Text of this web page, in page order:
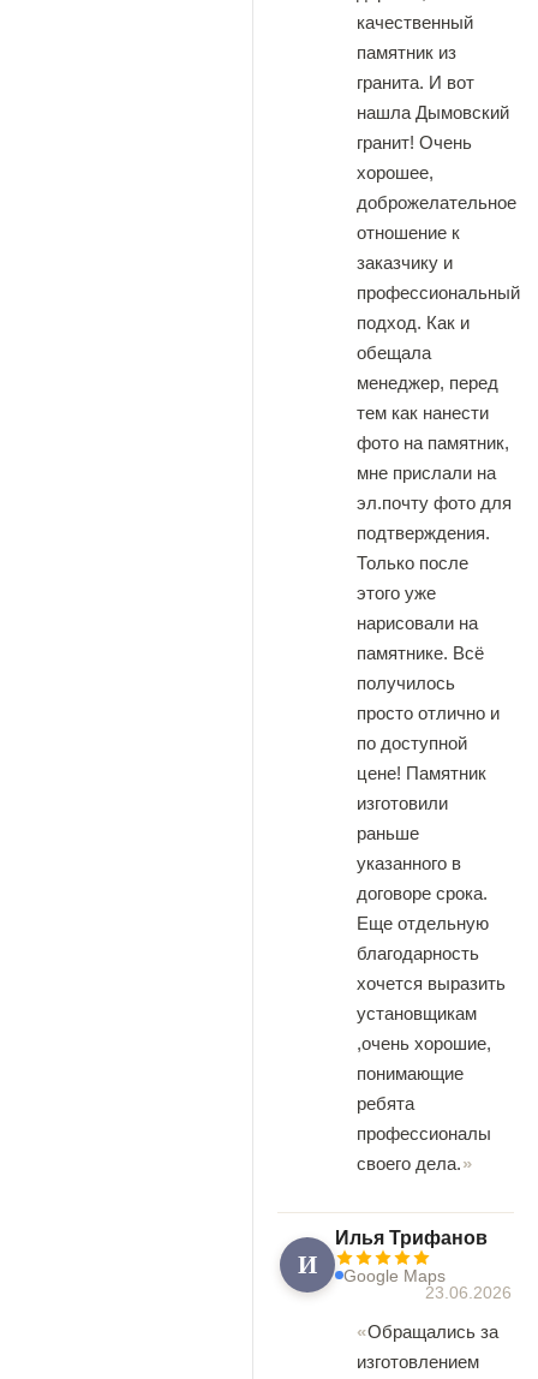
качественный
памятник из
гранита. И вот
нашла Дымовский
гранит! Очень
хорошее,
доброжелательное
отношение к
заказчику и
профессиональный
подход. Как и
обещала
менеджер, перед
тем как нанести
фото на памятник,
мне прислали на
эл.почту фото для
подтверждения.
Только после
этого уже
нарисовали на
памятнике. Всё
получилось
просто отлично и
по доступной
цене! Памятник
изготовили
раньше
указанного в
договоре срока.
Еще отдельную
благодарность
хочется выразить
установщикам
,очень хорошие,
понимающие
ребята
профессионалы
своего дела.
И
Илья Трифанов
Google Maps
23.06.2026
Обращались за
изготовлением